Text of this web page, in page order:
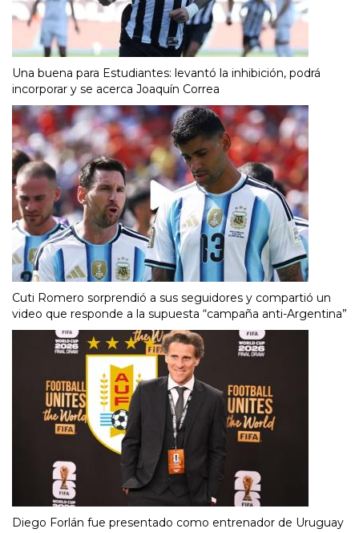
Una buena para Estudiantes: levantó la inhibición, podrá
incorporar y se acerca Joaquín Correa
Cuti Romero sorprendió a sus seguidores y compartió un
video que responde a la supuesta “campaña anti-Argentina”
Diego Forlán fue presentado como entrenador de Uruguay